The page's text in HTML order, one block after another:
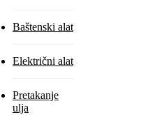
Baštenski alat
Električni alat
Pretakanje
ulja